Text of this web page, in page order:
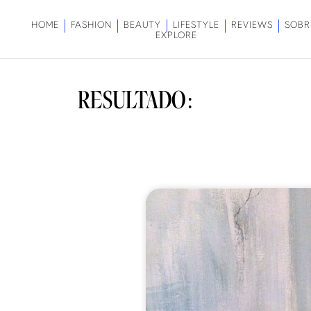
HOME FASHION BEAUTY LIFESTYLE REVIEWS
EXPLORE
RESULTADO: